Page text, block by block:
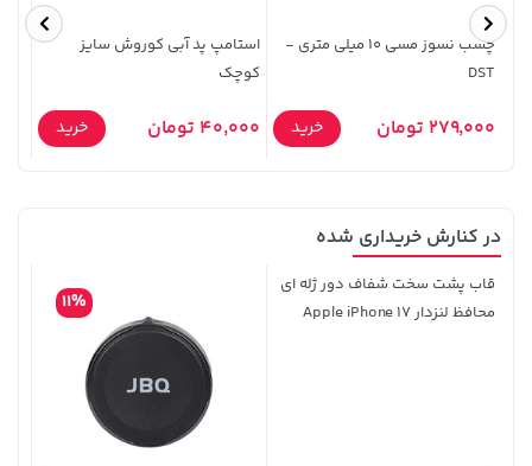
149,900 تومان خرید
چسب نسوز مسی 10 میلی متری -
DST
279,000 تومان خرید
استامپ پد آبی کوروش سایز
کوچک
40,000 تومان خرید
در کنارش خریداری شده
قاب پشت سخت شفاف دور ژله ای
محافظ لنزدار Apple iPhone 17
11%